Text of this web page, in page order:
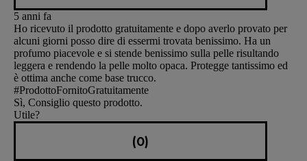
5 anni fa
Ho ricevuto il prodotto gratuitamente e dopo averlo provato per
alcuni giorni posso dire di essermi trovata benissimo. Ha un
profumo piacevole e si stende benissimo sulla pelle risultando
leggera e rendendo la pelle molto opaca. Protegge tantissimo ed
è ottima anche come base trucco.
#ProdottoFornitoGratuitamente
Sì, Consiglio questo prodotto.
Utile?
(0)